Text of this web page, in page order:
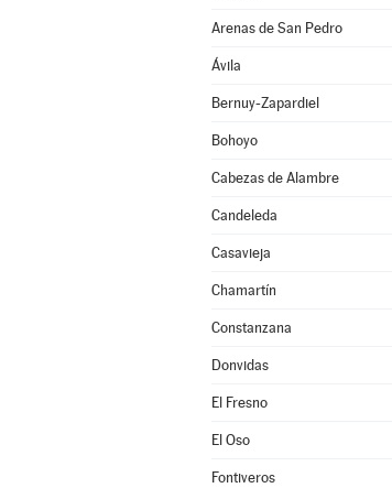
Arenas de San Pedro
Ávila
Bernuy-Zapardiel
Bohoyo
Cabezas de Alambre
Candeleda
Casavieja
Chamartín
Constanzana
Donvidas
El Fresno
El Oso
Fontiveros